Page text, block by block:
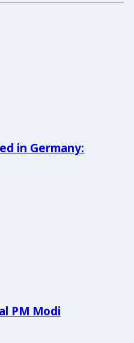
in Germany:
PM Modi